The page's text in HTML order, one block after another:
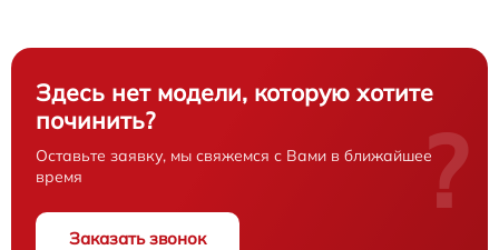
Здесь нет модели, которую хотите
починить?
Оставьте заявку, мы свяжемся с Вами в ближайшее
время
Заказать звонок
?